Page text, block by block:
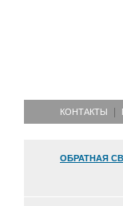
КОНТАКТЫ
ОБРАТНАЯ